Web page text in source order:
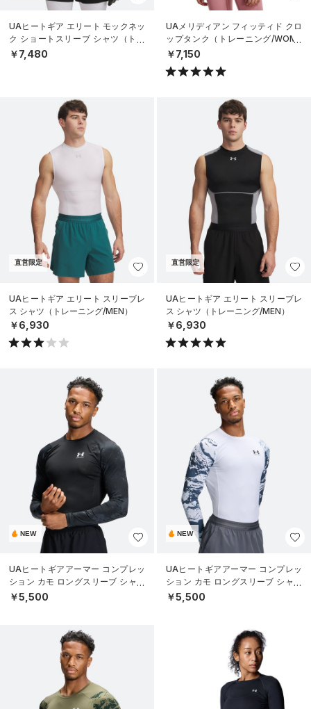
UAヒートギア エリート モックネッ
ク ショートスリーブ シャツ（トレ
ーニング/MEN）
￥7,480
UAメリディアン フィッティド クロ
ップタンク（トレーニング/WOME
N）
￥7,150
直営限定
UAヒートギア エリート スリーブレ
ス シャツ（トレーニング/MEN）
￥6,930
直営限定
UAヒートギア エリート スリーブレ
ス シャツ（トレーニング/MEN）
￥6,930
NEW
UAヒートギアアーマー コンプレッ
ション カモ ロングスリーブ シャツ
（トレーニング/MEN）
￥5,500
NEW
UAヒートギアアーマー コンプレッ
ション カモ ロングスリーブ シャツ
（トレーニング/MEN）
￥5,500